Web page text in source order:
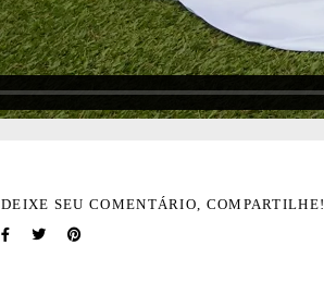
DEIXE SEU COMENTÁRIO, COMPARTILHE!